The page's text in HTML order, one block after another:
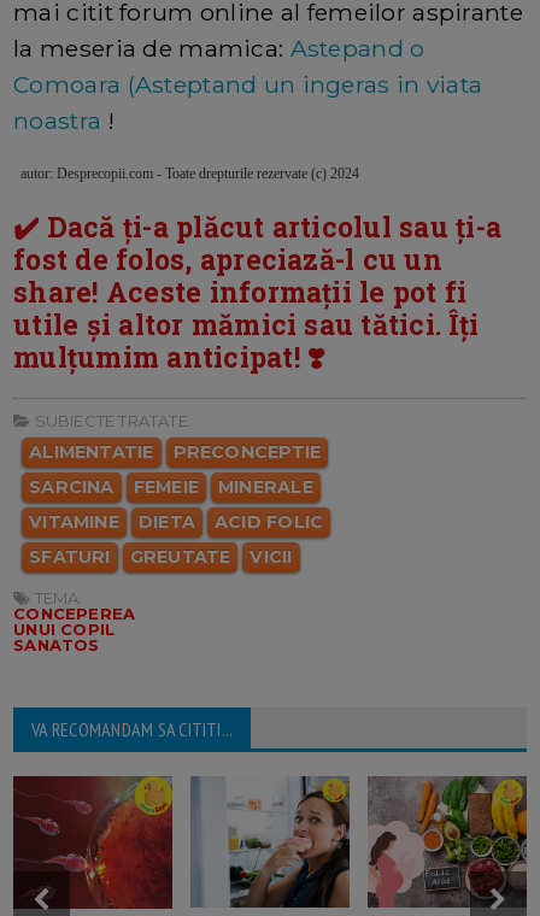
mai citit forum online al femeilor aspirante
la meseria de mamica: Astepand o
Comoara (Asteptand un ingeras in viata
noastra !
autor: Desprecopii.com - Toate drepturile rezervate (c) 2024
✔️ Dacă ți-a plăcut articolul sau ți-a
fost de folos, apreciază-l cu un
share! Aceste informații le pot fi
utile și altor mămici sau tătici. Îți
mulțumim anticipat! ❣️
SUBIECTE TRATATE:
ALIMENTATIE
PRECONCEPTIE
SARCINA
FEMEIE
MINERALE
VITAMINE
DIETA
ACID FOLIC
SFATURI
GREUTATE VICII
TEMA:
CONCEPEREA
UNUI COPIL
SANATOS
VA RECOMANDAM SA CITITI...